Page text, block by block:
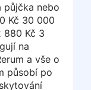
půjčka nebo
Kč 30 000
880 Kč 3
na
a vše o
působí po